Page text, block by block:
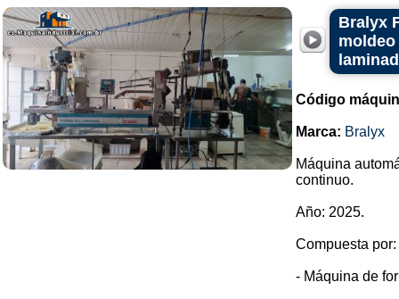
Bralyx
Código
Marca: Bralyx
Máquina
continuo.
Año: 2025.
Compuesta por:
- Máquina de